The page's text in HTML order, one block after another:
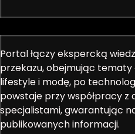
Portal łączy ekspercką
przekazu, obejmując tematy
lifestyle i modę, po
powstaje przy współpracy z
specjalistami, gwarantując
publikowanych informacji.